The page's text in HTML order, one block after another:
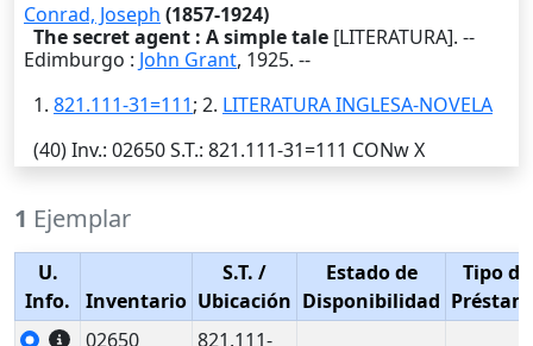
Conrad, Joseph (1857-1924)
The secret agent : A simple tale [LITERATURA]. --
Edimburgo : John Grant, 1925. --
1. 821.111-31=111; 2. LITERATURA INGLESA-NOVELA
(40)Inv.: 02650S.T.: 821.111-31=111 CONw X
1 Ejemplar
U.
Info.
Inventario
S.T. /
Ubicación
Estado de
Disponibilidad
Tipo de
02650
821.111-